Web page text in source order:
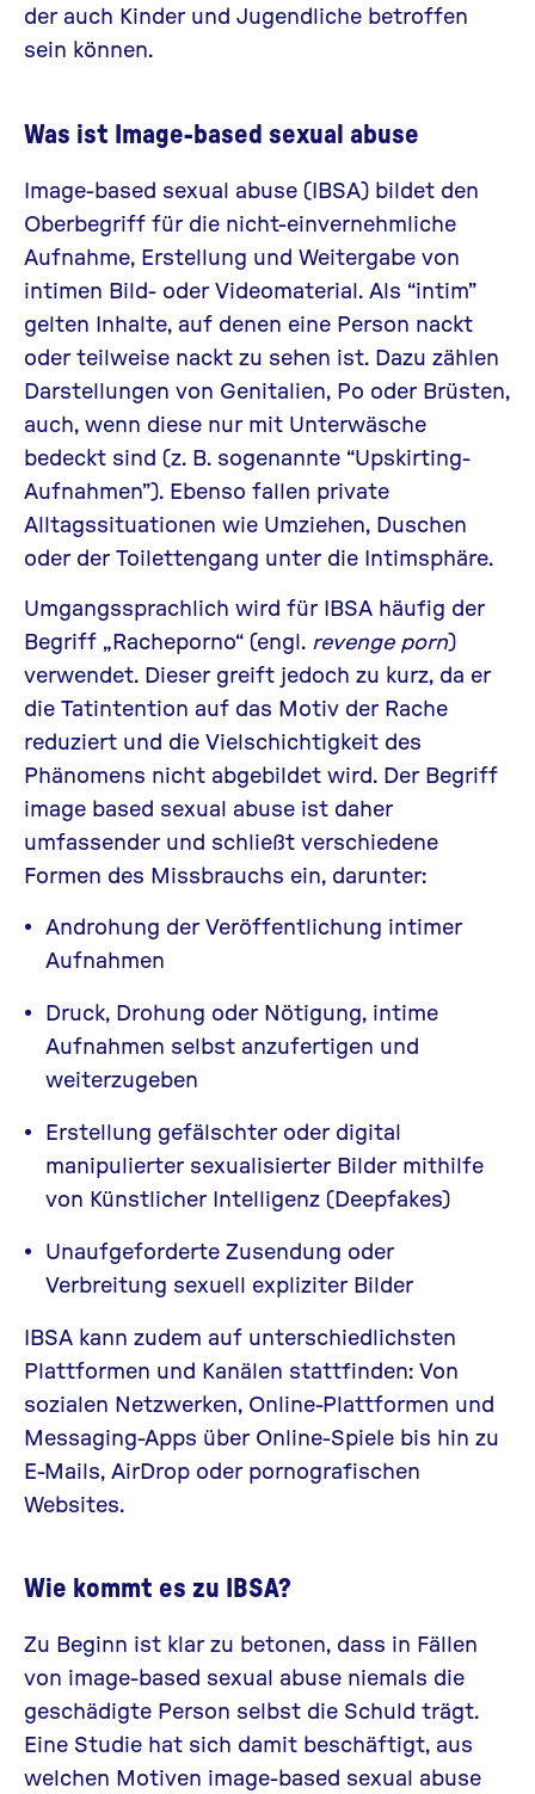
der auch Kinder und Jugendliche betroffen
sein können.
Was ist Image-based sexual abuse
Image-based sexual abuse (IBSA) bildet den
Oberbegriff für die nicht-einvernehmliche
Aufnahme, Erstellung und Weitergabe von
intimen Bild- oder Videomaterial. Als “intim”
gelten Inhalte, auf denen eine Person nackt
oder teilweise nackt zu sehen ist. Dazu zählen
Darstellungen von Genitalien, Po oder Brüsten,
auch, wenn diese nur mit Unterwäsche
bedeckt sind (z. B. sogenannte “Upskirting-
Aufnahmen”). Ebenso fallen private
Alltagssituationen wie Umziehen, Duschen
oder der Toilettengang unter die Intimsphäre.
Umgangssprachlich wird für IBSA häufig der
Begriff „Racheporno“ (engl. revenge porn)
verwendet. Dieser greift jedoch zu kurz, da er
die Tatintention auf das Motiv der Rache
reduziert und die Vielschichtigkeit des
Phänomens nicht abgebildet wird. Der Begriff
image based sexual abuse ist daher
umfassender und schließt verschiedene
Formen des Missbrauchs ein, darunter:
Androhung der Veröffentlichung intimer
Aufnahmen
Druck, Drohung oder Nötigung, intime
Aufnahmen selbst anzufertigen und
weiterzugeben
Erstellung gefälschter oder digital
manipulierter sexualisierter Bilder mithilfe
von Künstlicher Intelligenz (Deepfakes)
Unaufgeforderte Zusendung oder
Verbreitung sexuell expliziter Bilder
IBSA kann zudem auf unterschiedlichsten
Plattformen und Kanälen stattfinden: Von
sozialen Netzwerken, Online-Plattformen und
Messaging-Apps über Online-Spiele bis hin zu
E-Mails, AirDrop oder pornografischen
Websites.
Wie kommt es zu IBSA?
Zu Beginn ist klar zu betonen, dass in Fällen
von image-based sexual abuse niemals die
geschädigte Person selbst die Schuld trägt.
Eine Studie hat sich damit beschäftigt, aus
welchen Motiven image-based sexual abuse